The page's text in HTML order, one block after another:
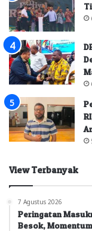
View Terbanyak
7 Agustus 2026
Peringatan
Besok,